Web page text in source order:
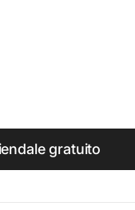
gratuito